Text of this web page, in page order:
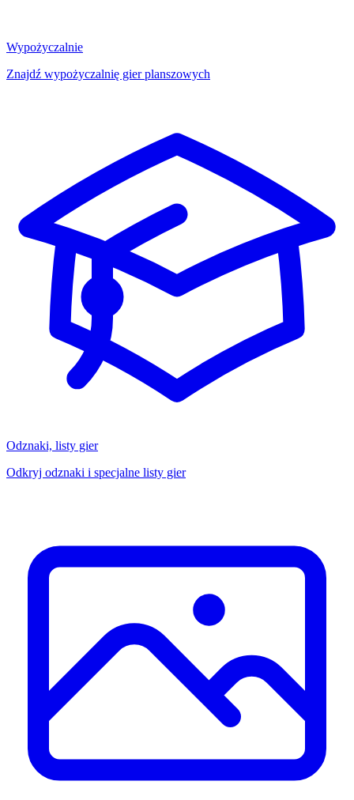
Wypożyczalnie
Znajdź wypożyczalnię gier planszowych
Odznaki, listy gier
Odkryj odznaki i specjalne listy gier